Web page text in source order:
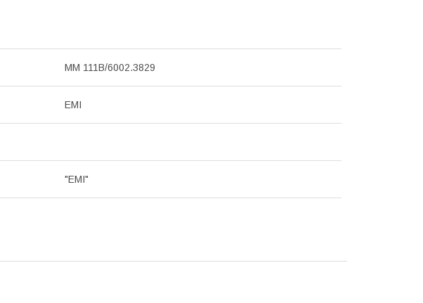
ММ 111В/6002.3829
ЕМІ
"ЕMІ"